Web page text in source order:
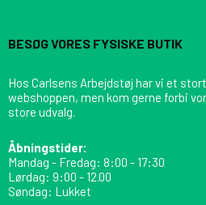
BESØG VORES FYSISKE BUTIK
Hos Carlsens Arbejdstøj har vi et
webshoppen, men kom gerne forbi
store udvalg.
Åbningstider:
Mandag - Fredag: 8:00 - 17:30
Lørdag: 9:00 - 12.00
Søndag: Lukket